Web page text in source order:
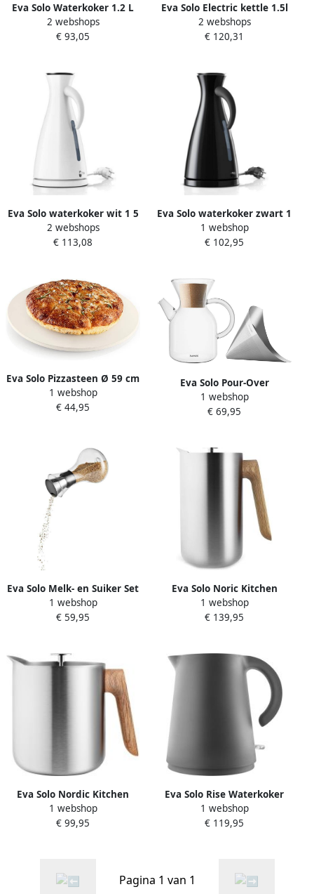
Eva Solo Waterkoker 1.2 L
Zwart Rise
2 webshops
€ 93,05
Eva Solo Electric kettle 1.5l
Nordic kitchen
2 webshops
€ 120,31
Eva Solo waterkoker wit 1 5
liter
2 webshops
€ 113,08
Eva Solo waterkoker zwart 1
5 liter
1 webshop
€ 102,95
Eva Solo Pizzasteen Ø 59 cm
1 webshop
€ 44,95
Eva Solo Pour-Over
Koffiemaker 1 L
1 webshop
€ 69,95
Eva Solo Melk- en Suiker Set
0.25 L
1 webshop
€ 59,95
Eva Solo Noric Kitchen
Thermos Cafetière 1 L
1 webshop
€ 139,95
Eva Solo Nordic Kitchen
Cafetière 1 L
1 webshop
€ 99,95
Eva Solo Rise Waterkoker
Zwart Elektrische
Waterkoker 1.2 Liter
1 webshop
€ 119,95
Pagina 1 van 1